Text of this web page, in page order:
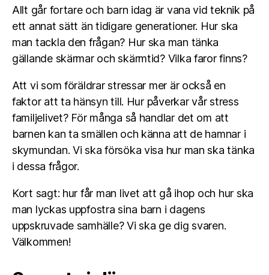
Allt går fortare och barn idag är vana vid teknik på
ett annat sätt än tidigare generationer. Hur ska
man tackla den frågan? Hur ska man tänka
gällande skärmar och skärmtid? Vilka faror finns?
Att vi som föräldrar stressar mer är också en
faktor att ta hänsyn till. Hur påverkar vår stress
familjelivet? För många så handlar det om att
barnen kan ta smällen och känna att de hamnar i
skymundan. Vi ska försöka visa hur man ska tänka
i dessa frågor.
Kort sagt: hur får man livet att gå ihop och hur ska
man lyckas uppfostra sina barn i dagens
uppskruvade samhälle? Vi ska ge dig svaren.
Välkommen!